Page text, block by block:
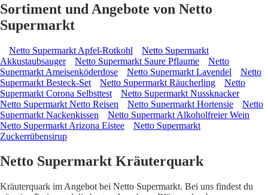
Sortiment und Angebote von Netto
Supermarkt
Netto Supermarkt Apfel-Rotkohl
Netto Supermarkt
Akkustaubsauger
Netto Supermarkt Saure Pflaume
Netto
Supermarkt Ameisenköderdose
Netto Supermarkt Lavendel
Netto
Supermarkt Besteck-Set
Netto Supermarkt Räucherling
Netto
Supermarkt Corona Selbsttest
Netto Supermarkt Nussknacker
Netto Supermarkt Netto Reisen
Netto Supermarkt Hortensie
Netto
Supermarkt Nackenkissen
Netto Supermarkt Alkoholfreier Wein
Netto Supermarkt Arizona Eistee
Netto Supermarkt
Zuckerrübensirup
Netto Supermarkt Kräuterquark
Kräuterquark im Angebot bei Netto Supermarkt. Bei uns findest du